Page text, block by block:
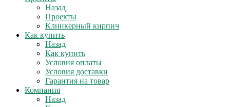
Назад
Проекты
Клинкерный кирпич
Как купить
Назад
Как купить
Условия оплаты
Условия доставки
Гарантия на товар
Компания
Назад